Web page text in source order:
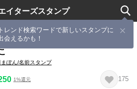
イターズスタンプ
トレンド検索ワードで新しいスタンプに
会えるかも！
だす★夏と天気★チワワ★いぬ/わ
まぽん/名前スタンプ
1%還元 175